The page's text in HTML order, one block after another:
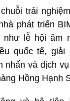
trải
phát triển
như lễ hội âm
quốc tế, giải
nhấn và dịch
Hồng Hạnh